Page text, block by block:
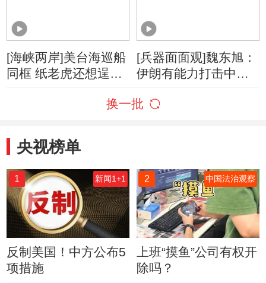
[海峡两岸]美台海巡船
同框 纸老虎还想逞
[兵器面面观]魏东旭：
伊朗有能力打击中东
换一批
央视榜单
1 新闻1+1
反制美国！中方公布5
项措施
2 中国法治观察
上班“摸鱼”公司有权开
除吗？